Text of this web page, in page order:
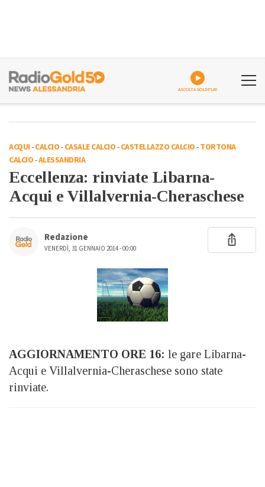
ASCOLTA GOLDPLAY
ACQUI-CALCIO-CASALE CALCIO-CASTELLAZZO CALCIO-TORTONA
CALCIO-ALESSANDRIA
Eccellenza: rinviate Libarna-
Acqui e Villalvernia-Cheraschese
Redazione
VENERDÌ, 31 GENNAIO 2014 - 00:00
AGGIORNAMENTO ORE 16: le gare Libarna-
Acqui e Villalvernia-Cheraschese sono state
rinviate.